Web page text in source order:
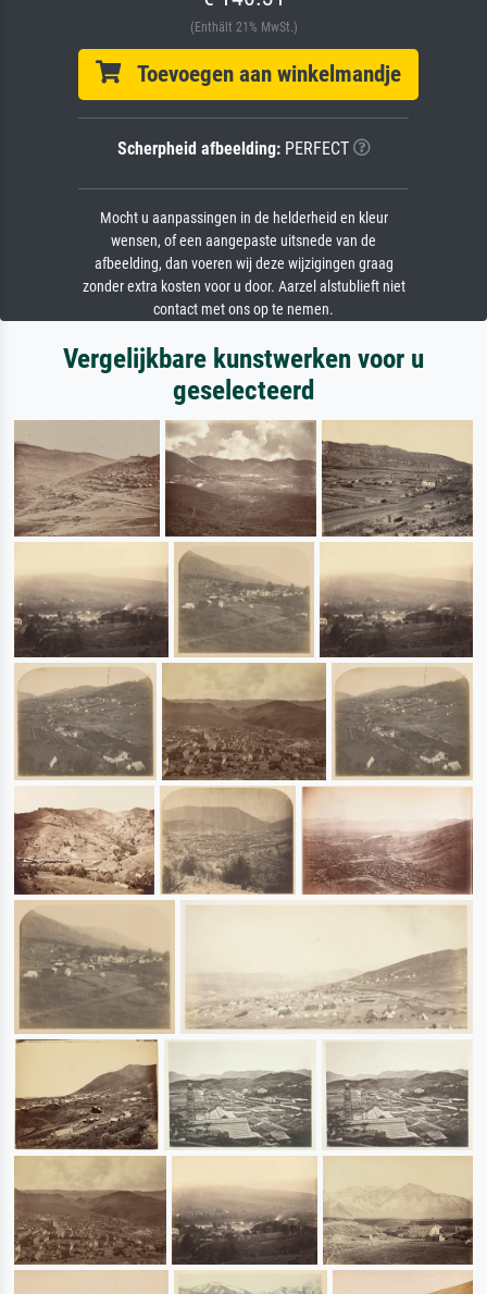
(Enthält 21% MwSt.)
Toevoegen aan winkelmandje
Scherpheid afbeelding:PERFECT
Mocht u aanpassingen in de helderheid en kleur
wensen, of een aangepaste uitsnede van de
afbeelding, dan voeren wij deze wijzigingen graag
zonder extra kosten voor u door. Aarzel alstublieft niet
contact met ons op te nemen.
Vergelijkbare kunstwerken voor u
geselecteerd